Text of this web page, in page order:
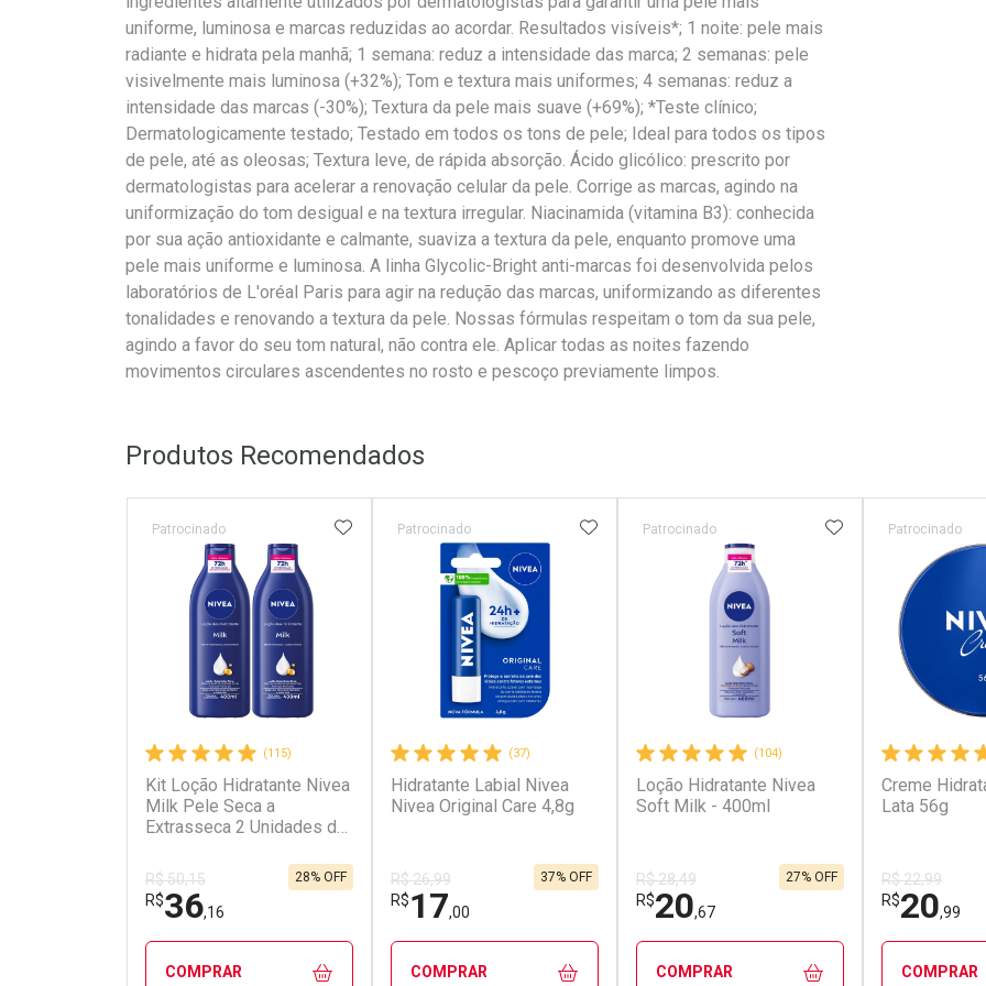
uniforme, luminosa e marcas reduzidas ao acordar. Resultados visíveis*; 1 noite: pele mais
radiante e hidrata pela manhã; 1 semana: reduz a intensidade das marca; 2 semanas: pele
visivelmente mais luminosa (+32%); Tom e textura mais uniformes; 4 semanas: reduz a
intensidade das marcas (-30%); Textura da pele mais suave (+69%); *Teste clínico;
Dermatologicamente testado; Testado em todos os tons de pele; Ideal para todos os tipos
de pele, até as oleosas; Textura leve, de rápida absorção. Ácido glicólico: prescrito por
dermatologistas para acelerar a renovação celular da pele. Corrige as marcas, agindo na
uniformização do tom desigual e na textura irregular. Niacinamida (vitamina B3): conhecida
por sua ação antioxidante e calmante, suaviza a textura da pele, enquanto promove uma
pele mais uniforme e luminosa. A linha Glycolic-Bright anti-marcas foi desenvolvida pelos
laboratórios de L'oréal Paris para agir na redução das marcas, uniformizando as diferentes
tonalidades e renovando a textura da pele. Nossas fórmulas respeitam o tom da sua pele,
agindo a favor do seu tom natural, não contra ele. Aplicar todas as noites fazendo
movimentos circulares ascendentes no rosto e pescoço previamente limpos.
Produtos Recomendados
(115)
Kit Loção Hidratante Nivea
Milk Pele Seca a
Extrasseca 2 Unidades de
Patrocinado
R$ 50,15
R$36,16
28% OFF
ADICIONAR AOS FAVORITOS
COMPRAR
(37)
Hidratante Labial Nivea
Nivea Original Care 4,8g
Patrocinado
R$ 26,99
R$17,00
37% OFF
ADICIONAR AOS FAVORITOS
COMPRAR
(104)
Loção Hidratante Nivea
Soft Milk - 400ml
Patrocinado
R$ 28,49
R$20,67
27% OFF
ADICIONAR AOS
COMPRAR
Creme
Lata 56g
Patrocinado
R$ 22,99
R$20,99
COMPRAR